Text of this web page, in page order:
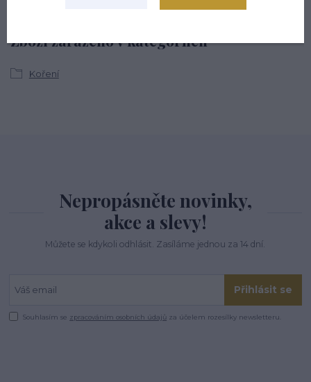
Zboží zařazeno v kategoriích
Koření
Nepropásněte novinky,
akce a slevy!
Můžete se kdykoli odhlásit. Zasíláme jednou za 14 dní.
Přihlásit se
Souhlasím se zpracováním osobních údajů za účelem rozesílky newsletteru.